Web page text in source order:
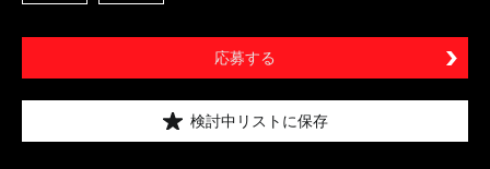
応募する
検討中リストに保存